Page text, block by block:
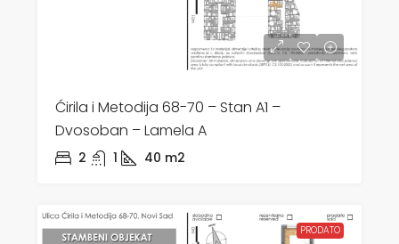
Ćirila i Metodija 68-70 – Stan A1 –
Dvosoban – Lamela A
2 1 40 m2
PRODATO